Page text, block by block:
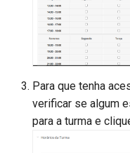
Para que tenha
verificar se algum
para a turma e